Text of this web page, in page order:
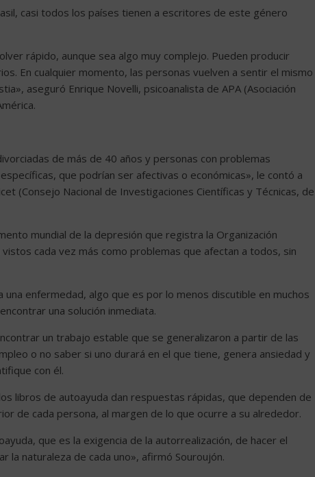
casi todos los países tienen a escritores de este género
rápido, aunque sea algo muy complejo. Pueden producir
En cualquier momento, las personas vuelven a sentir el mismo
aseguró Enrique Novelli, psicoanalista de APA (Asociación
de más de 40 años y personas con problemas
que podrían ser afectivas o económicas», le contó a
(Consejo Nacional de Investigaciones Científicas y Técnicas, de
mundial de la depresión que registra la Organización
cada vez más como problemas que afectan a todos, sin
enfermedad, algo que es por lo menos discutible en muchos
una solución inmediata.
un trabajo estable que se generalizaron a partir de las
o no saber si uno durará en el que tiene, genera ansiedad y
con él.
libros de autoayuda dan respuestas rápidas, que dependen de
de cada persona, al margen de lo que ocurre a su alrededor.
que es la exigencia de la autorrealización, de hacer el
la naturaleza de cada uno», afirmó Souroujón.